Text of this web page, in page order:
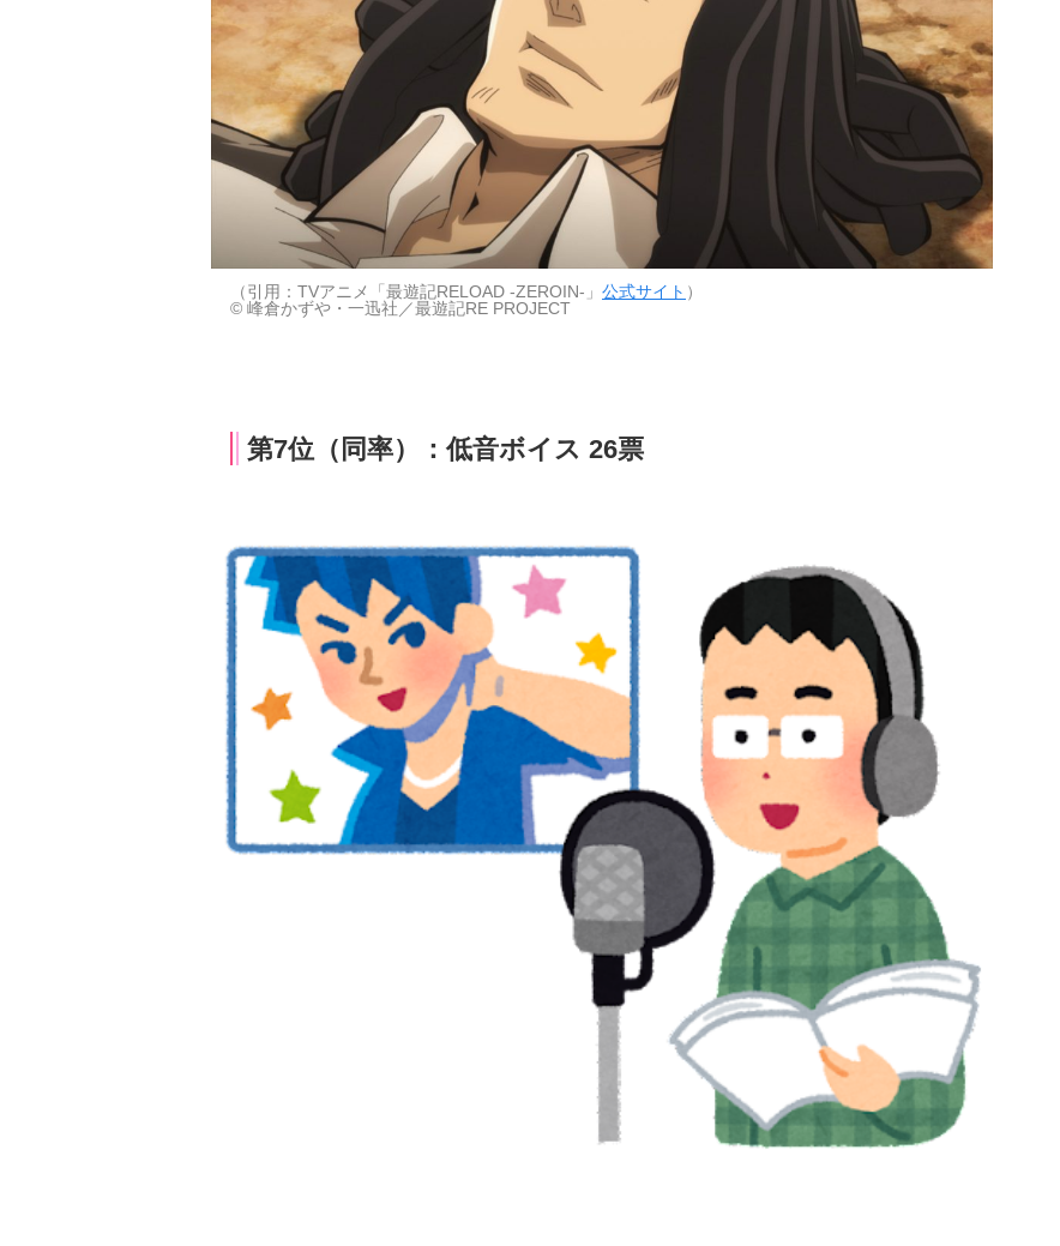
（引用：TVアニメ「最遊記RELOAD -ZEROIN-」 公式サイト ）
© 峰倉かずや・一迅社／最遊記RE PROJECT
第7位（同率）：低音ボイス 26票